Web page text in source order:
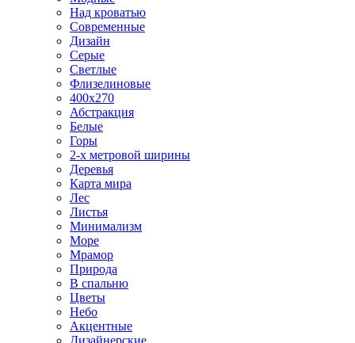
Над кроватью
Современные
Дизайн
Серые
Светлые
Флизелиновые
400х270
Абстракция
Белые
Горы
2-х метровой ширины
Деревья
Карта мира
Лес
Листья
Минимализм
Море
Мрамор
Природа
В спальню
Цветы
Небо
Акцентные